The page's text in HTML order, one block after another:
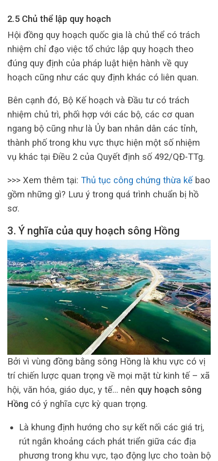
2.5 Chủ thể lập quy hoạch
Hội đồng quy hoạch quốc gia là chủ thể có trách
nhiệm chỉ đạo việc tổ chức lập quy hoạch theo
đúng quy định của pháp luật hiện hành về quy
hoạch cũng như các quy định khác có liên quan.
Bên cạnh đó, Bộ Kế hoạch và Đầu tư có trách
nhiệm chủ trì, phối hợp với các bộ, các cơ quan
ngang bộ cũng như là Ủy ban nhân dân các tỉnh,
thành phố trong khu vực thực hiện một số nhiệm
vụ khác tại Điều 2 của Quyết định số 492/QĐ-TTg.
>>> Xem thêm tại: Thủ tục công chứng thừa kếbao
gồm những gì? Lưu ý trong quá trình chuẩn bị hồ
sơ.
3. Ý nghĩa của quy hoạch sông Hồng
Bởi vì vùng đồng bằng sông Hồng là khu vực có vị
trí chiến lược quan trọng về mọi mặt từ kinh tế – xã
hội, văn hóa, giáo dục, y tế… nên quy hoạch sông
Hồng có ý nghĩa cực kỳ quan trọng.
Là khung định hướng cho sự kết nối các giá trị,
rút ngắn khoảng cách phát triển giữa các địa
phương trong khu vực, tạo động lực cho toàn bộ